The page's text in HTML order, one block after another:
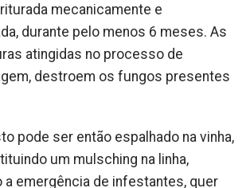
mecanicamente e
durante pelo menos 6 meses. As
atingidas no processo de
destroem os fungos presentes
pode ser então espalhado na vinha,
um mulsching na linha,
a emergência de infestantes, quer